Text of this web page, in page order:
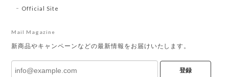
Official Site
Mail Magazine
新商品やキャンペーンなどの最新情報をお届けいたします。
登録